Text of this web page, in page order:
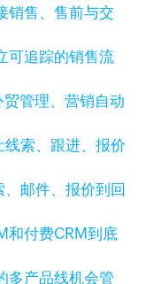
销售、售前与交
可追踪的销售流
管理、营销自动
索、跟进、报价
邮件、报价到回
和付费CRM到底
多产品线机会管